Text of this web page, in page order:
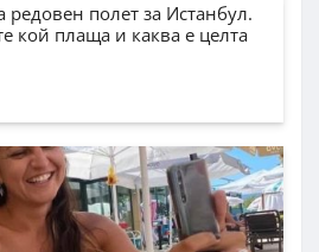
редовен полет за Истанбул.
кой плаща и каква е целта